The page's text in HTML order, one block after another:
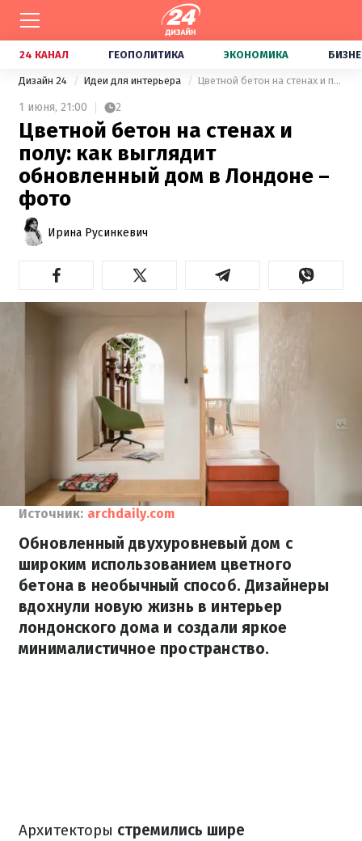
24 КАНАЛ ГЕОПОЛИТИКА ЭКОНОМИКА
Дизайн 24 Идеи для интерьера Цветной бетон на стенах и полу: как выглядит обновленный дом в Лондоне – фото
1 июня, 21:00 2
Цветной бетон на стенах и
полу: как выглядит
обновленный дом в Лондоне –
фото
Ирина Русинкевич
Источник: archdaily.com
Обновленный двухуровневый дом с
широким использованием цветного
бетона в необычный способ. Дизайнеры
вдохнули новую жизнь в интерьер
лондонского дома и создали яркое
минималистичное пространство.
Архитекторы стремились шире